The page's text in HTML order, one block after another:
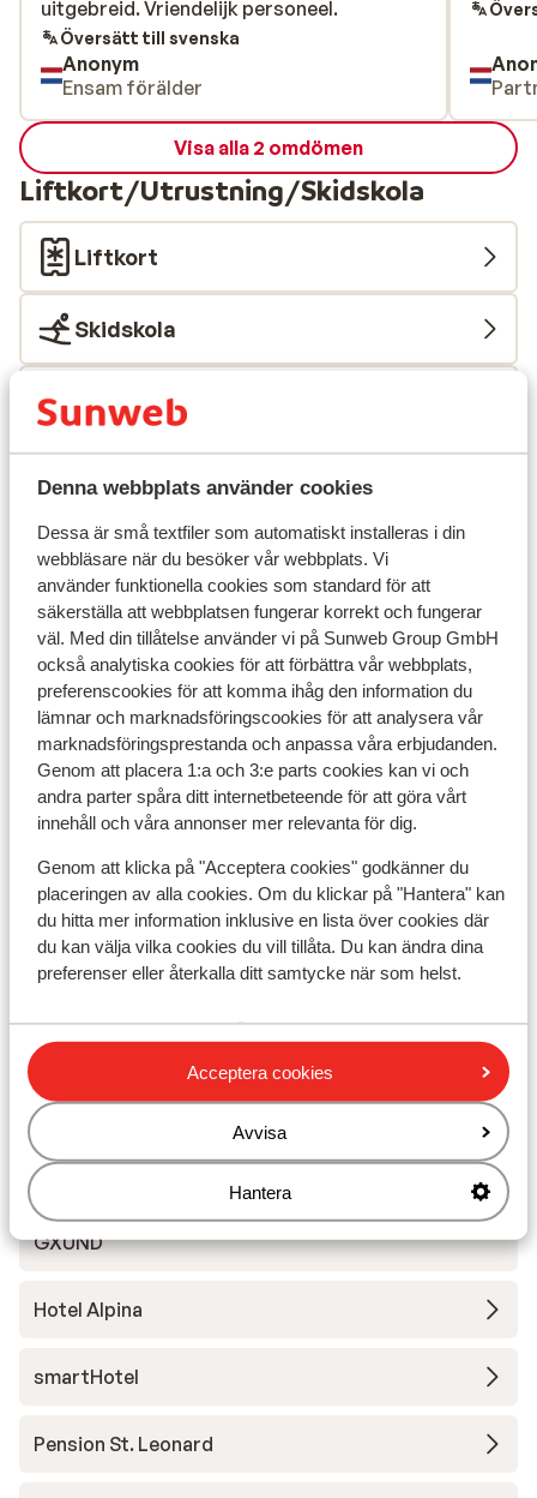
Denna webbplats använder cookies
Dessa är små textfiler som automatiskt installeras i din
webbläsare när du besöker vår webbplats. Vi
använder funktionella cookies som standard för att
säkerställa att webbplatsen fungerar korrekt och fungerar
väl. Med din tillåtelse använder vi på Sunweb Group GmbH
också analytiska cookies för att förbättra vår webbplats,
preferenscookies för att komma ihåg den information du
lämnar och marknadsföringscookies för att analysera vår
marknadsföringsprestanda och anpassa våra erbjudanden.
Genom att placera 1:a och 3:e parts cookies kan vi och
andra parter spåra ditt internetbeteende för att göra vårt
innehåll och våra annonser mer relevanta för dig.
Genom att klicka på "Acceptera cookies" godkänner du
placeringen av alla cookies. Om du klickar på "Hantera" kan
du hitta mer information inklusive en lista över cookies där
du kan välja vilka cookies du vill tillåta. Du kan ändra dina
preferenser eller återkalla ditt samtycke när som helst.
Acceptera cookies
Avvisa
Hantera
uitgebreid. Vriendelijk personeel.
uitgebreid. Vriendelijk personeel.
Översätt till svenska
Anonym
Ensam förälder
Visa alla 2 omdömen
Liftkort/Utrustning/Skidskola
Liftkort
Skidskola
Utrustning
Andra boenden i Ski Amadé
More Mountain Suites
A-ROSA Collection Straubinger Grand Hotel
Hotel Österreichischer Hof
POST POST Hotel - Alpine Boutique Hotel & Spa
Hotell Fichtenhof
Hotel Aktiv- und Gesundheitsresort das GXUND
Das Alpenhaus Gasteinertal - extra rum
Villa Excelsior
Appartement Aktiv- und Gesundheitsresort das
GXUND
Hotel Alpina
smartHotel
Pension St. Leonard